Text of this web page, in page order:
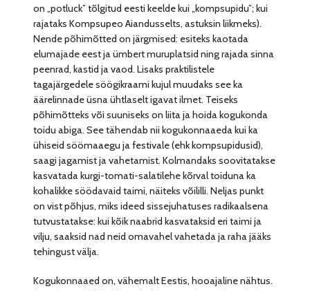
on „potluck” tõlgitud eesti keelde kui „kompsupidu”; kui
rajataks Kompsupeo Aiandusselts, astuksin liikmeks).
Nende põhimõtted on järgmised: esiteks kaotada
elumajade eest ja ümbert muruplatsid ning rajada sinna
peenrad, kastid ja vaod. Lisaks praktilistele
tagajärgedele söögikraami kujul muudaks see ka
äärelinnade üsna ühtlaselt igavat ilmet. Teiseks
põhimõtteks või suuniseks on liita ja hoida kogukonda
toidu abiga. See tähendab nii kogukonnaaeda kui ka
ühiseid söömaaegu ja festivale (ehk kompsupidusid),
saagi jagamist ja vahetamist. Kolmandaks soovitatakse
kasvatada kurgi-tomati-salatilehe kõrval toiduna ka
kohalikke söödavaid taimi, näiteks võililli. Neljas punkt
on vist põhjus, miks ideed sissejuhatuses radikaalsena
tutvustatakse: kui kõik naabrid kasvataksid eri taimi ja
vilju, saaksid nad neid omavahel vahetada ja raha jääks
tehingust välja.
Kogukonnaaed on, vähemalt Eestis, hooajaline nähtus.